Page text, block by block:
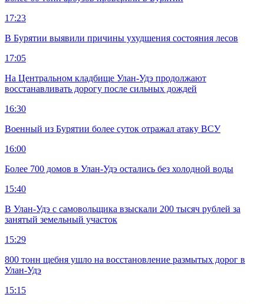
17:23
В Бурятии выявили причины ухудшения состояния лесов
17:05
На Центральном кладбище Улан-Удэ продолжают
восстанавливать дорогу после сильных дождей
16:30
Военный из Бурятии более суток отражал атаку ВСУ
16:00
Более 700 домов в Улан-Удэ остались без холодной воды
15:40
В Улан-Удэ с самовольщика взыскали 200 тысяч рублей за
занятый земельный участок
15:29
800 тонн щебня ушло на восстановление размытых дорог в
Улан-Удэ
15:15